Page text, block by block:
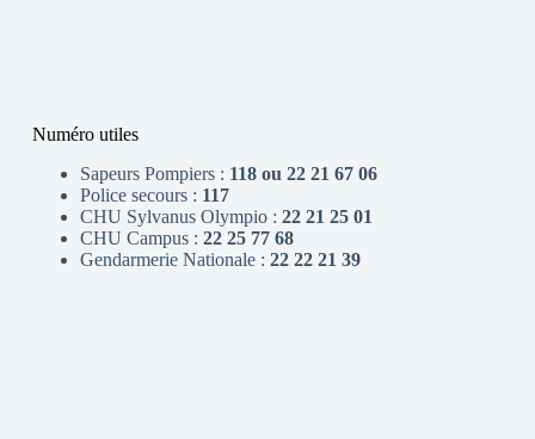
Numéro utiles
Sapeurs Pompiers : 118 ou 22 21 67 06
Police secours : 117
CHU Sylvanus Olympio : 22 21 25 01
CHU Campus : 22 25 77 68
Gendarmerie Nationale : 22 22 21 39